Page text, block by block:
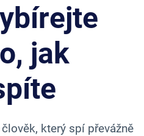
jak
který spí převážně